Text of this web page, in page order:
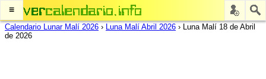
≡
Calendario Lunar Malí 2026 › Luna Malí Abril 2026 › Luna Malí 18 de Abril
de 2026